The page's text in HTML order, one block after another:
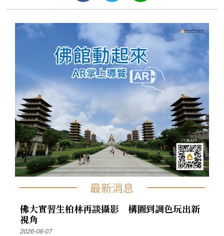
最新消息
佛大實習生柏林再談攝影 構圖到調色玩出新
視角
2026-08-07